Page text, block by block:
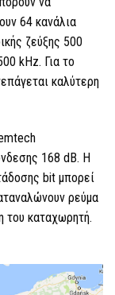
64 κανάλια
ζεύξης 500
kHz. Για το
καλύτερη
168 dB. Η
bit μπορεί
ρεύμα
του καταχωρητή.